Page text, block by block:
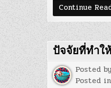
Continue
ปัจจัยที่ทำใ
Posted by
Posted in